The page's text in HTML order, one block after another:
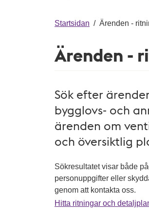
Startsidan / Ärenden -
Ärenden -
Sök efter
bygglovs- och
ärenden om
och översiktlig
Sökresultatet visar både
personuppgifter eller
genom att kontakta oss.
Hitta ritningar och